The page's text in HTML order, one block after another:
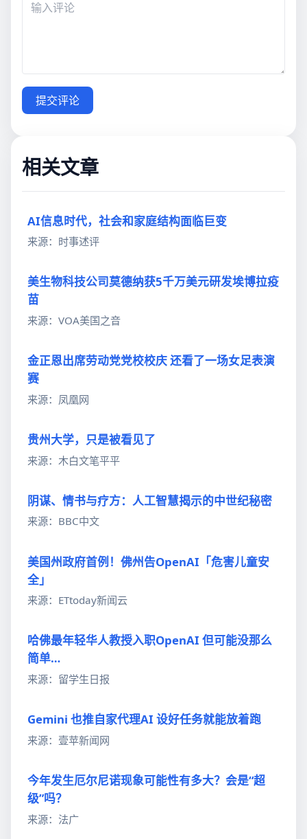
提交评论
相关文章
AI信息时代，社会和家庭结构面临巨变
来源：时事述评
美生物科技公司莫德纳获5千万美元研发埃博拉疫
苗
来源：VOA美国之音
金正恩出席劳动党党校校庆 还看了一场女足表演
赛
来源：凤凰网
贵州大学，只是被看见了
来源：木白文笔平平
阴谋、情书与疗方：人工智慧揭示的中世纪秘密
来源：BBC中文
美国州政府首例！佛州告OpenAI「危害儿童安
全」
来源：ETtoday新闻云
哈佛最年轻华人教授入职OpenAI 但可能没那么
简单…
来源：留学生日报
Gemini 也推自家代理AI 设好任务就能放着跑
来源：壹苹新闻网
今年发生厄尔尼诺现象可能性有多大？会是“超
级”吗？
来源：法广